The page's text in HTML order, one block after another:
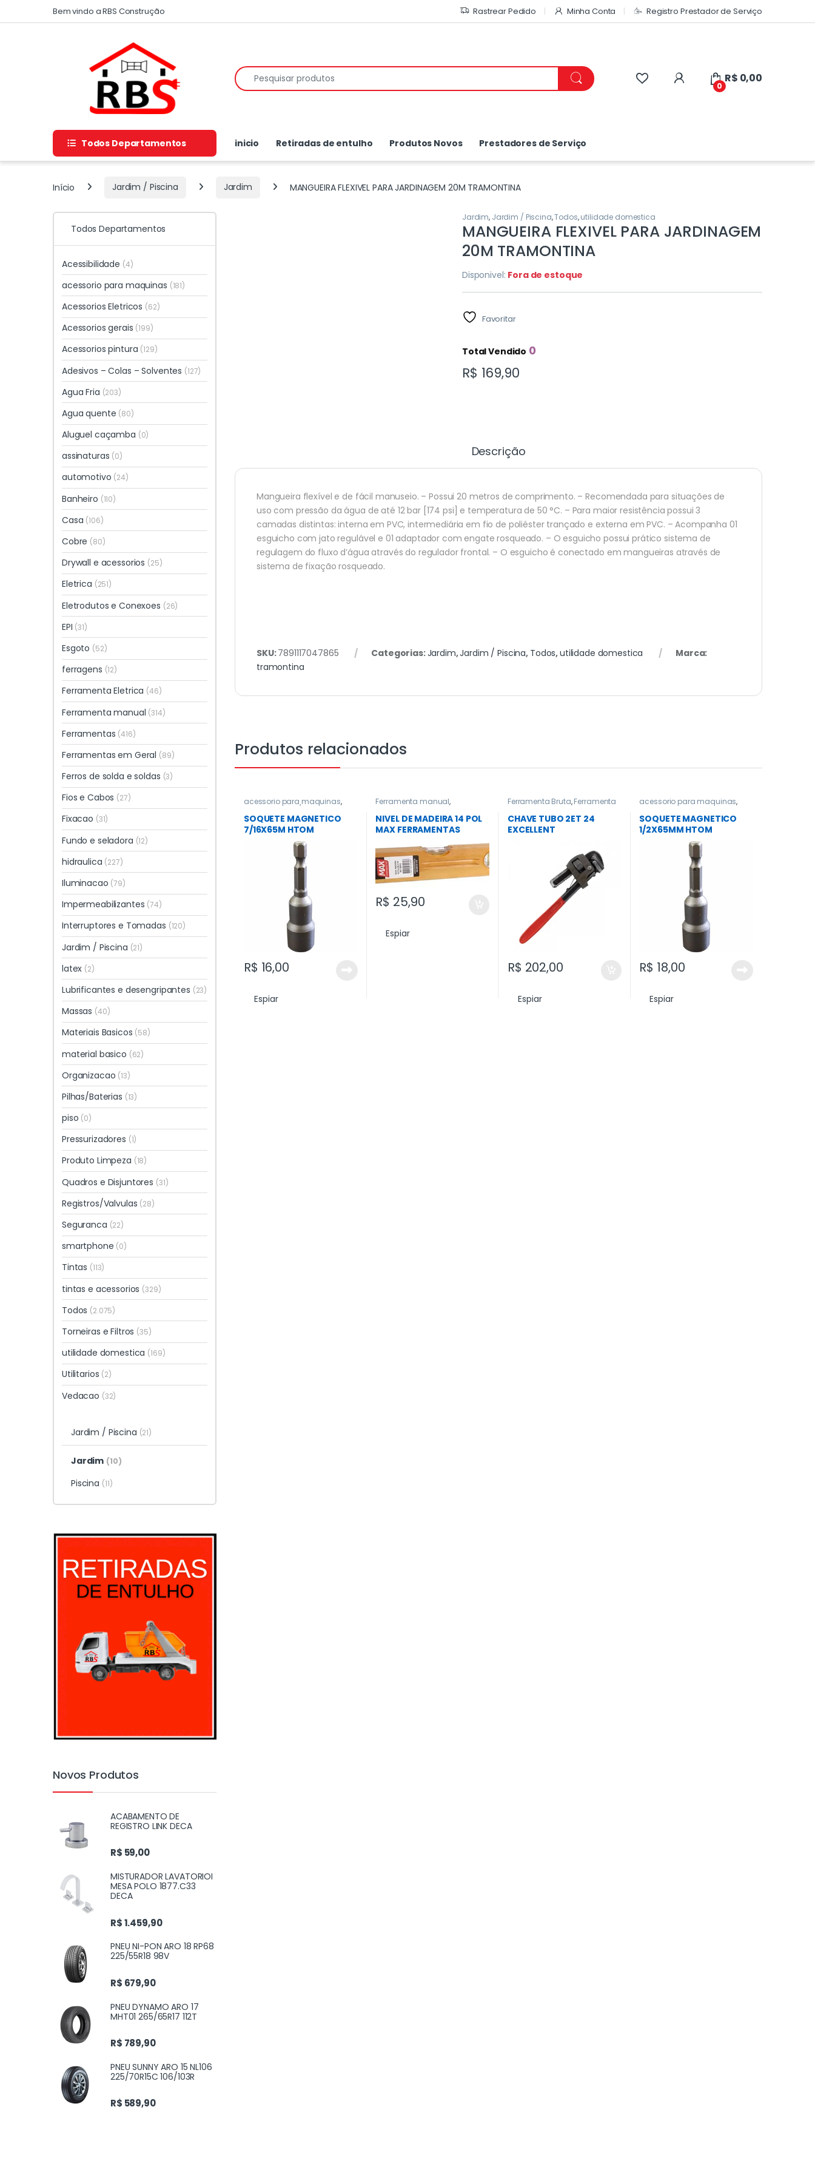
Skip to navigation
Skip to contentBem vindo a RBS Construção Rastrear Pedido Minha Conta Registro Prestador de Serviço
Search for:
0
R$ 0,00
Todos Departamentos inicio Retiradas de entulho Produtos Novos Prestadores de Serviço
Início Jardim / Piscina Jardim MANGUEIRA FLEXIVEL PARA JARDINAGEM 20M TRAMONTINA
Jardim, Jardim / Piscina,Todos,utilidade domestica
MANGUEIRA FLEXIVEL PARA JARDINAGEM
20M TRAMONTINA
Disponivel: Fora de estoque
Favoritar
Total Vendido 0
R$ 169,90
Descrição
Mangueira flexível e de fácil manuseio. – Possui 20 metros de comprimento. – Recomendada para situações de
uso com pressão da água de até 12 bar [174 psi] e temperatura de 50 °C. – Para maior resistência possui 3
camadas distintas: interna em PVC, intermediária em fio de poliéster trançado e externa em PVC. – Acompanha 01
esguicho com jato regulável e 01 adaptador com engate rosqueado. – O esguicho possui prático sistema de
regulagem do fluxo d’água através do regulador frontal. – O esguicho é conectado em mangueiras através de
sistema de fixação rosqueado.
SKU:7891117047865 Categorias:Jardim,Jardim / Piscina, Todos,utilidade domestica
Marca:
tramontina
Produtos relacionados
acessorio para maquinas,
Parafusadeira / furadeira
Todos
SOQUETE MAGNETICO
7/16X65M HTOM
R$ 16,00
Espiar
Ferramenta manual,
Ferramentas em Geral
Trena e Nivel
NIVEL DE MADEIRA 14 POL
MAX FERRAMENTAS
R$ 25,90
Espiar
Ferramenta Bruta,Ferramenta
Ferramentas
CHAVE TUBO 2ET 24
EXCELLENT
R$ 202,00
Espiar
acessorio para maquinas,
Brocas e Serras Parafusadeira
/ furadeira, Todos
SOQUETE MAGNETICO
1/2X65MM HTOM
R$ 18,00
Espiar
Todos Departamentos
Acessibilidade (4)
acessorio para maquinas (181)
Acessorios Eletricos (62)
Acessorios gerais (199)
Acessorios pintura (129)
Adesivos – Colas – Solventes (127)
Agua Fria (203)
Agua quente (80)
Aluguel caçamba (0)
assinaturas (0)
automotivo (24)
Banheiro (110)
Casa (106)
Cobre (80)
Drywall e acessorios (25)
Eletrica (251)
Eletrodutos e Conexoes (26)
EPI (31)
Esgoto (52)
ferragens (12)
Ferramenta Eletrica (46)
Ferramenta manual (314)
Ferramentas (416)
Ferramentas em Geral (89)
Ferros de solda e soldas (3)
Fios e Cabos (27)
Fixacao (31)
Fundo e seladora (12)
hidraulica (227)
Iluminacao (79)
Impermeabilizantes (74)
Interruptores e Tomadas (120)
Jardim / Piscina (21)
latex (2)
Lubrificantes e desengripantes (23)
Massas (40)
Materiais Basicos (58)
material basico (62)
Organizacao (13)
Pilhas/Baterias (13)
piso (0)
Pressurizadores (1)
Produto Limpeza (18)
Quadros e Disjuntores (31)
Registros/Valvulas (28)
Seguranca (22)
smartphone (0)
Tintas (113)
tintas e acessorios (329)
Todos (2.075)
Torneiras e Filtros (35)
utilidade domestica (169)
Utilitarios (2)
Vedacao (32)
Jardim / Piscina (21)
Jardim (10)
Piscina (11)
Novos Produtos
ACABAMENTO DE
REGISTRO LINK DECA
R$ 59,00
MISTURADOR LAVATORIOI
MESA POLO 1877.C33
DECA
R$1.459,90
PNEU NI-PON ARO 18 RP68
225/55R18 98V
R$ 679,90
PNEU DYNAMO ARO 17
MHT01 265/65R17 112T
R$ 789,90
PNEU SUNNY ARO 15 NL106
225/70R15C 106/103R
R$ 589,90